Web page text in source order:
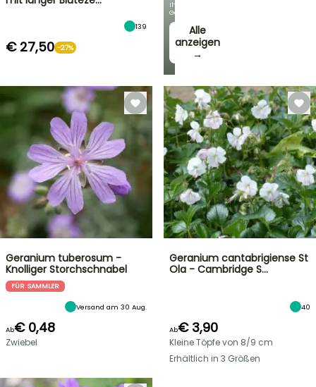
Ihren
Garten!
Alle
anzeigen
→
139
€ 27,50 -27%
Geranium tuberosum -
Knolliger Storchschnabel
FÜR SAMMLER
Versand am 30 Aug.
Ab€ 0,48
Zwiebel
Geranium cantabrigiense St
Ola - Cambridge S…
40
Ab€ 3,90
Kleine Töpfe von 8/9 cm
Erhältlich in 3 Größen